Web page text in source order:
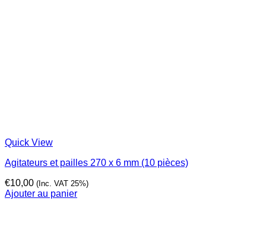
Quick View
Agitateurs et pailles 270 x 6 mm (10 pièces)
€10,00 (Inc. VAT 25%)
Ajouter au panier